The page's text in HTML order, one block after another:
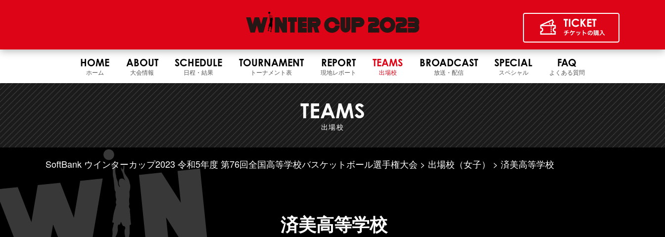
HOME
ホーム
ABOUT
大会情報
SCHEDULE
日程・結果
TOURNAMENT
トーナメント表
REPORT
現地レポート
TEAMS
出場校
BROADCAST
放送・配信
SPECIAL
スペシャル
FAQ
よくある質問
TEAMS
出場校
SoftBank ウインターカップ2023 令和5年度 第76回全国高等学校バスケットボール選手権大会 出場校（女子） 済美高等学校
済美高等学校